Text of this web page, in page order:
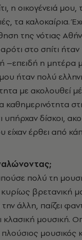
η οικογένειά
τα καλοκαίρια.
της νότιας
στο σπίτι
–επειδή η μητέρα
ήταν πολύ
με ακολουθεί
καθημερινότητα
υπήρχαν δίσκοι,
είχαν έρθει από
πολύ τη
βρετανική
άλλη, παίζει
κλασική μουσική.
μουσικός